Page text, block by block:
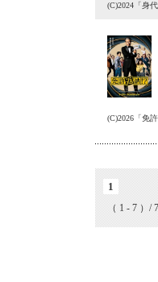
(C)2024「身
(C)2026「免
1
（ 1 - 7 ）/